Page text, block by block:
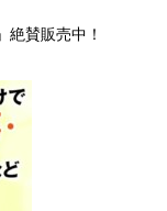
絶賛販売中！